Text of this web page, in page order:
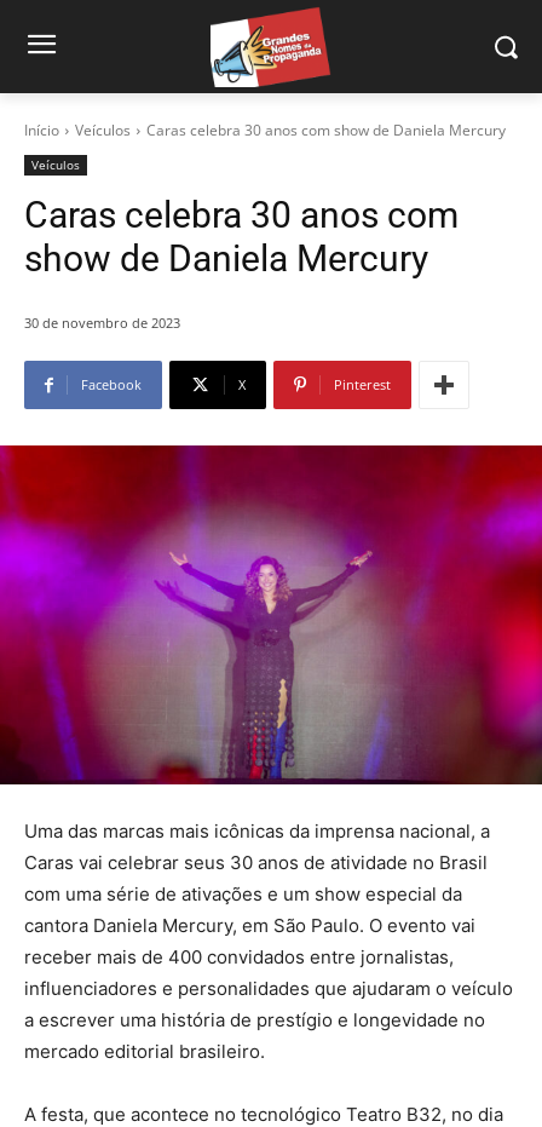
Início Veículos Caras celebra 30 anos com show de Daniela Mercury
Veículos
Caras celebra 30 anos com
show de Daniela Mercury
30 de novembro de 2023
Facebook X Pinterest
Uma das marcas mais icônicas da imprensa nacional, a
Caras vai celebrar seus 30 anos de atividade no Brasil
com uma série de ativações e um show especial da
cantora Daniela Mercury, em São Paulo. O evento vai
receber mais de 400 convidados entre jornalistas,
influenciadores e personalidades que ajudaram o veículo
a escrever uma história de prestígio e longevidade no
mercado editorial brasileiro.
A festa, que acontece no tecnológico Teatro B32, no dia